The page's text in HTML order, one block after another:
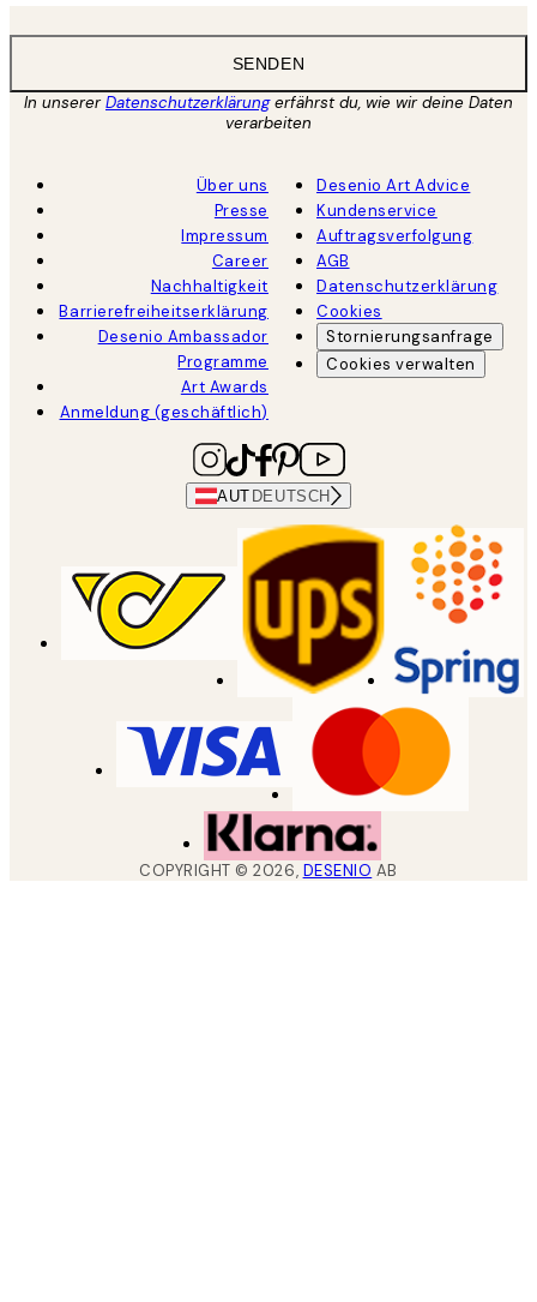
SENDEN
In unsererDatenschutzerklärungerfährst du, wie wir deine Daten
verarbeiten
Über uns
Presse
Impressum
Career
Nachhaltigkeit
Barrierefreiheitserklärung
Desenio Ambassador
Programme
Art Awards
Anmeldung (geschäftlich)
Desenio Art Advice
Kundenservice
Auftragsverfolgung
AGB
Datenschutzerklärung
Cookies
Stornierungsanfrage
Cookies verwalten
AUT DEUTSCH
COPYRIGHT ©2026, DESENIO AB